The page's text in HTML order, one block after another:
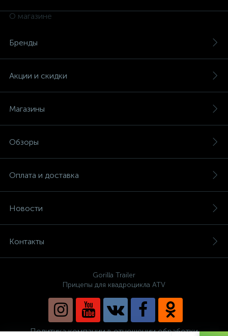
О магазине
Бренды
Акции и скидки
Магазины
Обзоры
Оплата и доставка
Новости
Контакты
Gorilla Trailer
Прицепы для квадроцикла ATV
Политика компании в отношении обработки